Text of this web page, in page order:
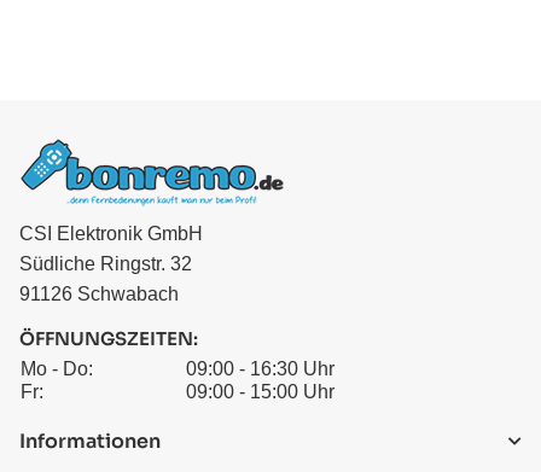
CSI Elektronik GmbH
Südliche Ringstr. 32
91126 Schwabach
ÖFFNUNGSZEITEN:
Mo - Do:
09:00 - 16:30 Uhr
Fr:
09:00 - 15:00 Uhr
Informationen